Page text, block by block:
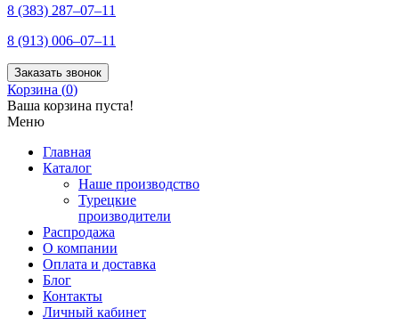
8 (383) 287–07–11
8 (913) 006–07–11
Заказать звонок
Корзина (0)
Ваша корзина пуста!
Меню
Главная
Каталог
Наше производство
Турецкие
производители
Распродажа
О компании
Оплата и доставка
Блог
Контакты
Личный кабинет